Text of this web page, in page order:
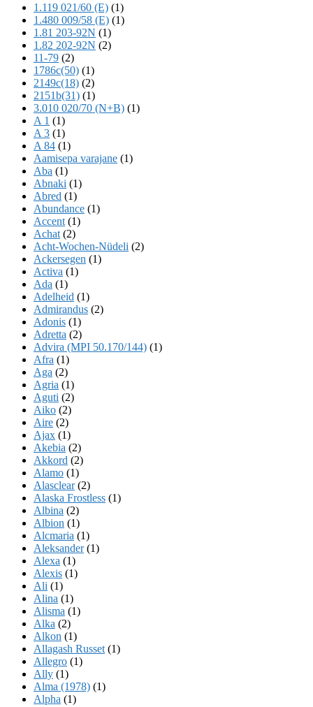
1.119 021/60 (E) (1)
1.480 009/58 (E) (1)
1.81 203-92N (1)
1.82 202-92N (2)
11-79 (2)
1786c(50) (1)
2149c(18) (2)
2151b(31) (1)
3.010 020/70 (N+B) (1)
A 1 (1)
A 3 (1)
A 84 (1)
Aamisepa varajane (1)
Aba (1)
Abnaki (1)
Abred (1)
Abundance (1)
Accent (1)
Achat (2)
Acht-Wochen-Nüdeli (2)
Ackersegen (1)
Activa (1)
Ada (1)
Adelheid (1)
Admirandus (2)
Adonis (1)
Adretta (2)
Advira (MPI 50.170/144) (1)
Afra (1)
Aga (2)
Agria (1)
Aguti (2)
Aiko (2)
Aire (2)
Ajax (1)
Akebia (2)
Akkord (2)
Alamo (1)
Alasclear(2)
Alaska Frostless (1)
Albina (2)
Albion (1)
Alcmaria (1)
Aleksander(1)
Alexa (1)
Alexis (1)
Ali (1)
Alina (1)
Alisma (1)
Alka (2)
Alkon (1)
Allagash Russet (1)
Allegro (1)
Ally (1)
Alma (1978) (1)
Alpha (1)